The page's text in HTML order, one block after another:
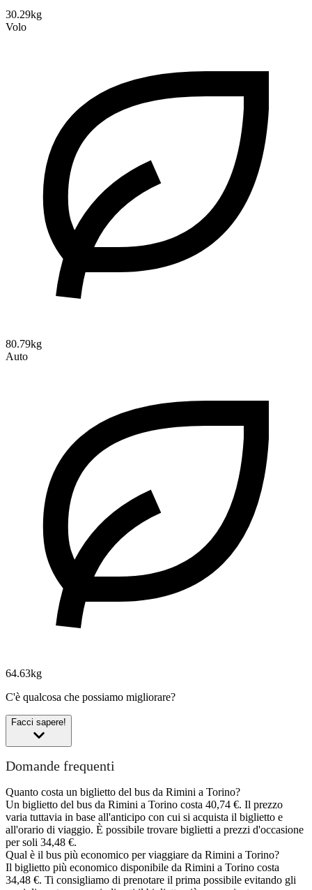
30.29kg
Volo
80.79kg
Auto
64.63kg
C'è qualcosa che possiamo migliorare?
Facci sapere!
Domande frequenti
Quanto costa un biglietto del bus da Rimini a Torino?
Un biglietto del bus da Rimini a Torino costa 40,74 €. Il prezzo
varia tuttavia in base all'anticipo con cui si acquista il biglietto e
all'orario di viaggio. È possibile trovare biglietti a prezzi d'occasione
per soli 34,48 €.
Qual è il bus più economico per viaggiare da Rimini a Torino?
Il biglietto più economico disponibile da Rimini a Torino costa
34,48 €. Ti consigliamo di prenotare il prima possibile evitando gli